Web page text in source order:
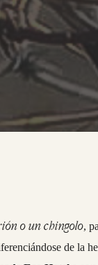
o un chingolo,
de la